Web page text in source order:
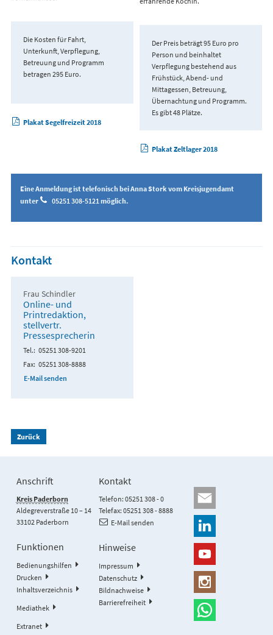
Die Kosten für Fahrt,
Unterkunft, Verpflegung,
Betreuung und Programm
betragen 295 Euro.
Plakat Segelfreizeit 2018
Der Preis beträgt 95 Euro pro
Person und beinhaltet
Verpflegung bestehend aus
Frühstück, Abend- und
Mittagessen, Betreuung,
Übernachtung und Programm.
Es gibt 48 Plätze.
Plakat Zeltlager 2018
Eine Anmeldung ist telefonisch bei Anna Stork vom Kreisjugendamt
unter
05251 308-5121möglich.
Kontakt
Frau Schindler
Online- und
Printredaktion,
stellvertr.
Pressesprecherin
Tel. 05251 308-9201
Fax 05251 308-8888
E-Mail senden
Zurück
Anschrift
Kreis Paderborn
Aldegreverstraße 10 – 14
33102 Paderborn
Kontakt
Telefon: 05251 308 - 0
Telefax: 05251 308 - 8888
E-Mail senden
Funktionen
Bedienungshilfen
Drucken
Inhaltsverzeichnis
Mediathek
Extranet
Hinweise
Impressum
Datenschutz
Bildnachweise
Barrierefreiheit